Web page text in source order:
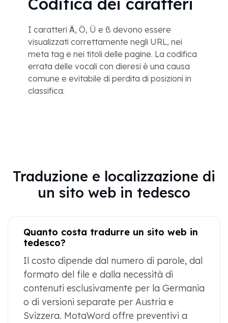
I caratteri Ä, Ö, Ü e ß devono essere
visualizzati correttamente negli URL, nei
meta tag e nei titoli delle pagine. La codifica
errata delle vocali con dieresi è una causa
comune e evitabile di perdita di posizioni in
classifica.
Traduzione e localizzazione di
un sito web in tedesco
Quanto costa tradurre un sito web in
tedesco?
Il costo dipende dal numero di parole, dal
formato del file e dalla necessità di
contenuti esclusivamente per la Germania
o di versioni separate per Austria e
Svizzera. MotaWord offre preventivi a